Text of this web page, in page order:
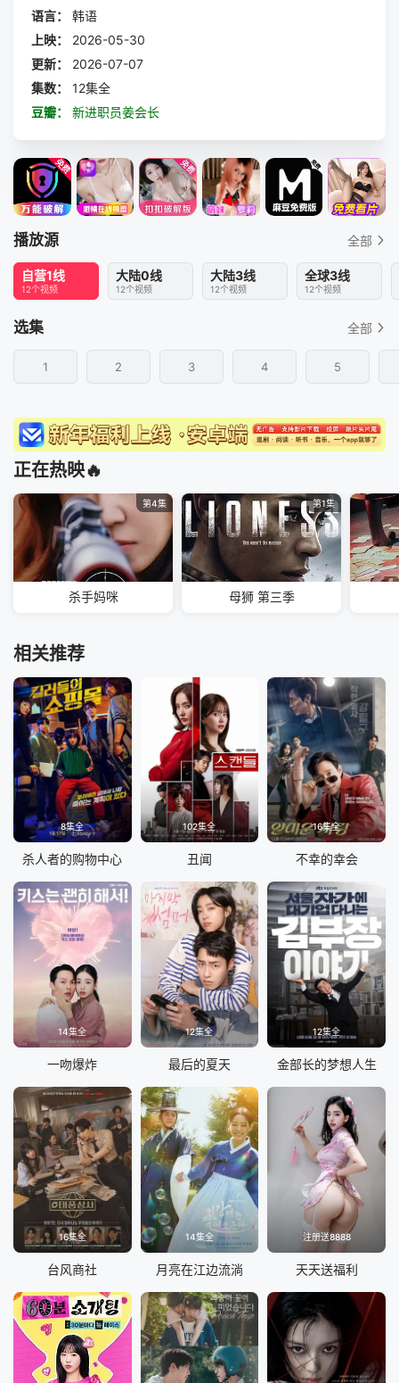
语言：
韩语
上映：
2026-05-30
更新：
2026-07-07
集数：
12集全
豆瓣：
新进职员姜会长
播放源 全部
自营1线
12个视频
大陆0线
12个视频
大陆3线
12个视频
全球3线
12个视频
选集 全部
1 2 3 4 5
正在热映🔥
第4集
杀手妈咪
第1集
母狮 第三季
相关推荐
8集全
杀人者的购物中心
102集全
丑闻
16集全
不幸的幸会
14集全
一吻爆炸
12集全
最后的夏天
12集全
金部长的梦想人生
16集全
台风商社
14集全
月亮在江边流淌
注册送8888
天天送福利